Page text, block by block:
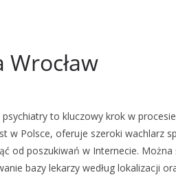
Wrocław
to kluczowy krok w
w Polsce, oferuje szeroki wachlarz
od poszukiwań w Internecie.
bazy lekarzy według lokalizacji